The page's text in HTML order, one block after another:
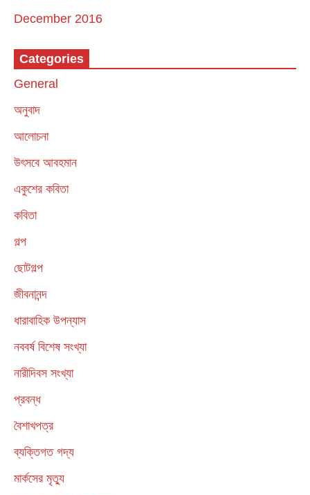
December 2016
Categories
General
অনুবাদ
আলোচনা
উৎসবে আবহমান
একুশের কবিতা
কবিতা
গল্প
ছোটগল্প
জীবনানন্দ
ধারাবাহিক উপন্যাস
নববর্ষ বিশেষ সংখ্যা
নারীদিবস সংখ্যা
প্রবন্ধ
বৈশাখপত্র
ব্যক্তিগত গদ্য
মার্কসের মৃত্যু